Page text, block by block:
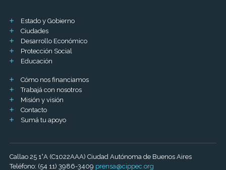
Estado y Gobierno
Ciudades
Desarrollo Económico
Protección Social
Educación
Cómo nos financiamos
Trabajá con nosotros
Misión y visión
Contacto
Sumá tu apoyo
Callao 25 1°A (C1022AAA) Ciudad Autónoma de Buenos Aires
Teléfono: (54 11) 3986-3409 prensa@cippec.org